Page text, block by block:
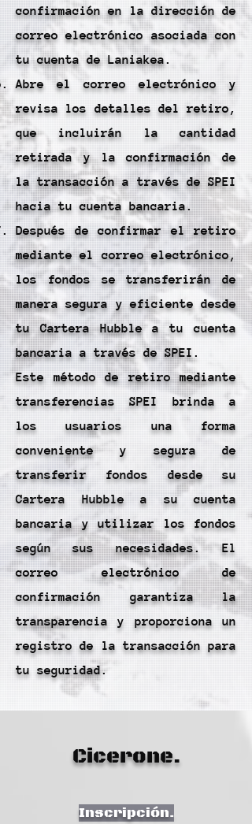
confirmación en la dirección de
correo electrónico asociada con
tu cuenta de Laniakea.
Abre el correo electrónico y
revisa los detalles del retiro,
que incluirán la cantidad
retirada y la confirmación de
la transacción a través de SPEI
hacia tu cuenta bancaria.
Después de confirmar el retiro
mediante el correo electrónico,
los fondos se transferirán de
manera segura y eficiente desde
tu Cartera Hubble a tu cuenta
bancaria a través de SPEI.
Este método de retiro mediante
transferencias SPEI brinda a
los usuarios una forma
conveniente y segura de
transferir fondos desde su
Cartera Hubble a su cuenta
bancaria y utilizar los fondos
según sus necesidades. El
correo electrónico de
confirmación garantiza la
transparencia y proporciona un
registro de la transacción para
tu seguridad.
Cicerone.
Inscripción.